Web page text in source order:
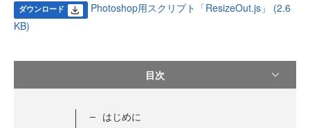
ダウンロード
Photoshop用スクリプト「ResizeOut.js」 (2.6
KB)
目次
はじめに